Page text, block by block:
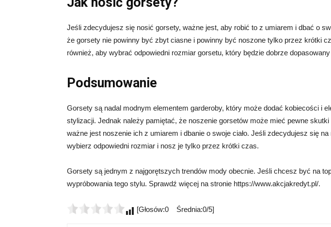
Jeśli zdecydujesz się nosić gorsety, ważne jest, aby robić to z umiarem i dbać o
że gorsety nie powinny być zbyt ciasne i powinny być noszone tylko przez krótki
również, aby wybrać odpowiedni rozmiar gorsetu, który będzie dobrze
Podsumowanie
Gorsety są nadal modnym elementem garderoby, który może dodać kobiecości i
stylizacji. Jednak należy pamiętać, że noszenie gorsetów może mieć pewne skutki
ważne jest noszenie ich z umiarem i dbanie o swoje ciało. Jeśli zdecydujesz się na
wybierz odpowiedni rozmiar i nosz je tylko przez krótki czas.
Gorsety są jednym z najgorętszych trendów mody obecnie. Jeśli chcesz być na
wypróbowania tego stylu. Sprawdź więcej na stronie https://www.akcjakredyt.pl/.
[Głosów:0 Średnia:0/5]